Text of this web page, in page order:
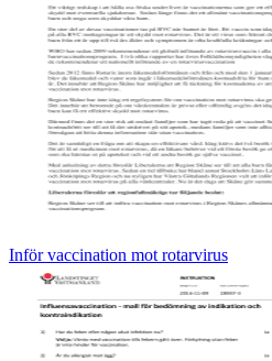
Inför vaccination mot rotarvirus